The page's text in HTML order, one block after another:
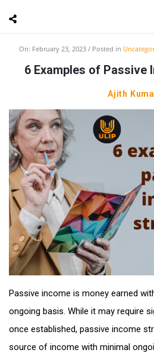
On: February 23, 2023 Posted in
6 Examples of Passive
Ajith
Passive income is money earned
ongoing basis. While it may require
once established, passive income
source of income with minimal